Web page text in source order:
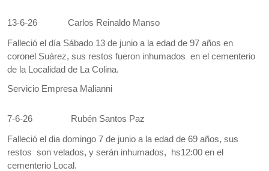
13-6-26 Carlos Reinaldo Manso
Falleció el día Sábado 13 de junio a la edad de 97 años en
coronel Suárez, sus restos fueron inhumados en el cementerio
de la Localidad de La Colina.
Servicio Empresa Malianni
7-6-26 Rubén Santos Paz
Falleció el dia domingo 7 de junio a la edad de 69 años, sus
restos son velados, y serán inhumados, hs12:00 en el
cementerio Local.